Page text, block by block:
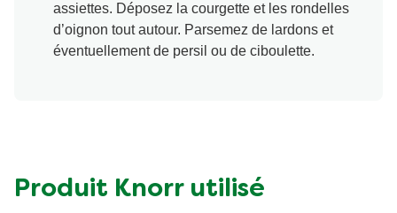
assiettes. Déposez la courgette et les rondelles
d’oignon tout autour. Parsemez de lardons et
éventuellement de persil ou de ciboulette.
Produit Knorr utilisé